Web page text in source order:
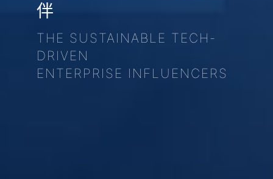
伴
THE SUSTAINABLE TECH-
DRIVEN
ENTERPRISE INFLUENCERS